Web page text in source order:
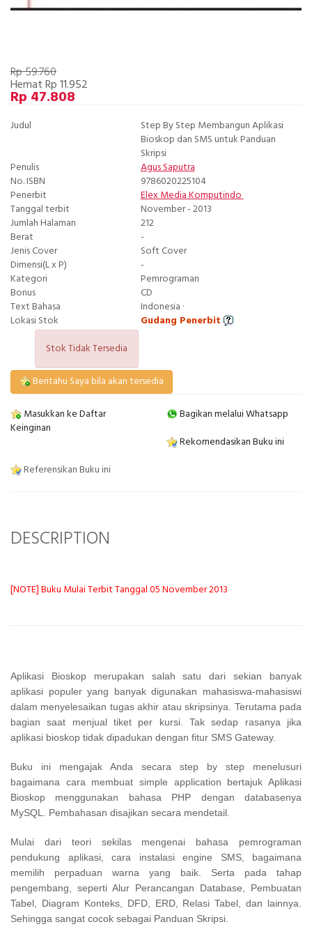
Rp 59.760
Hemat Rp 11.952
Rp 47.808
Judul
Step By Step Membangun Aplikasi
Bioskop dan SMS untuk Panduan
Skripsi
Penulis
Agus Saputra
No. ISBN
9786020225104
Penerbit
Elex Media Komputindo
Tanggal terbit
November - 2013
Jumlah Halaman
212
Berat
-
Jenis Cover
Soft Cover
Dimensi(L x P)
-
Kategori
Pemrograman
Bonus
CD
Text Bahasa
Indonesia ·
Lokasi Stok
Gudang Penerbit
Stok Tidak Tersedia
Beritahu Saya bila akan tersedia
Masukkan ke Daftar
Keinginan
Bagikan melalui Whatsapp
Rekomendasikan Buku ini
Referensikan Buku ini
DESCRIPTION
[NOTE] Buku Mulai Terbit Tanggal 05 November 2013
Aplikasi Bioskop merupakan salah satu dari sekian banyak
aplikasi populer yang banyak digunakan mahasiswa-mahasiswi
dalam menyelesaikan tugas akhir atau skripsinya. Terutama pada
bagian saat menjual tiket per kursi. Tak sedap rasanya jika
aplikasi bioskop tidak dipadukan dengan fitur SMS Gateway.
Buku ini mengajak Anda secara step by step menelusuri
bagaimana cara membuat simple application bertajuk Aplikasi
Bioskop menggunakan bahasa PHP dengan databasenya
MySQL. Pembahasan disajikan secara mendetail.
Mulai dari teori sekilas mengenai bahasa pemrograman
pendukung aplikasi, cara instalasi engine SMS, bagaimana
memilih perpaduan warna yang baik. Serta pada tahap
pengembang, seperti Alur Perancangan Database, Pembuatan
Tabel, Diagram Konteks, DFD, ERD, Relasi Tabel, dan lainnya.
Sehingga sangat cocok sebagai Panduan Skripsi.